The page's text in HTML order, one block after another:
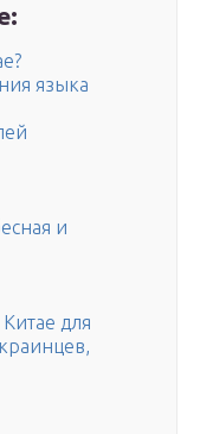
языка
и
для